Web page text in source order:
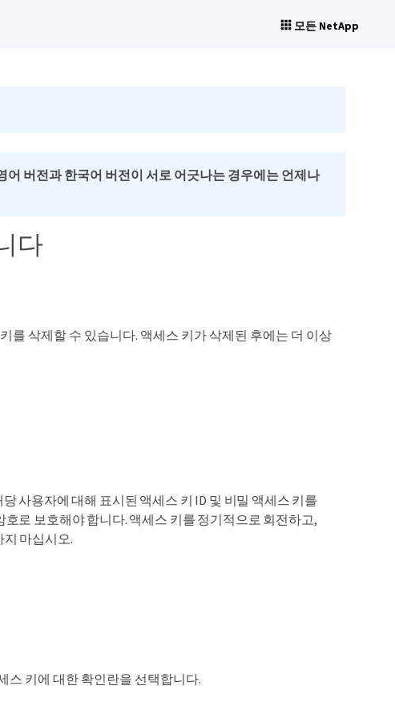
모든 NetApp
버전과 한국어 버전이 서로 어긋나는 경우에는 언제나
다
를 삭제할 수 있습니다. 액세스 키가 삭제된 후에는 더 이상
사용자에 대해 표시된 액세스 키 ID 및 비밀 액세스 키를
로 보호해야 합니다. 액세스 키를 정기적으로 회전하고,
마십시오.
스 키에 대한 확인란을 선택합니다.